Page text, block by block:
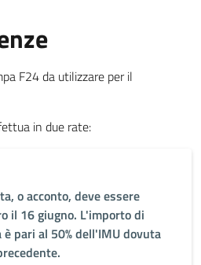
F24 da utilizzare per il
in due rate:
o acconto, deve essere
il 16 giugno. L'importo di
pari al 50% dell'IMU dovuta